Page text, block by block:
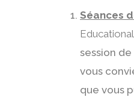
Séances
session
vous
que vous